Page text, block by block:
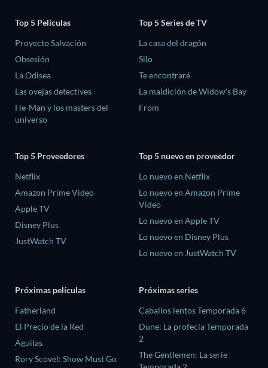
Top 5 Películas
Proyecto Salvación
Obsesión
La Odisea
Las ovejas detectives
He-Man y los masters del
universo
Top 5 Series de TV
La casa del dragón
Silo
Te encontraré
La maldición de Widow's Bay
From
Top 5 Proveedores
Netflix
Amazon Prime Video
Apple TV
Disney Plus
JustWatch TV
Top 5 nuevo en proveedor
Lo nuevo en Netflix
Lo nuevo en Amazon Prime
Video
Lo nuevo en Apple TV
Lo nuevo en Disney Plus
Lo nuevo en JustWatch TV
Próximas películas
Fatherland
El Precio de la Red
Águilas
Rory Scovel: Show Must Go
Próximas series
Caballos lentos Temporada 6
Dune: La profecía Temporada
2
The Gentlemen: La serie